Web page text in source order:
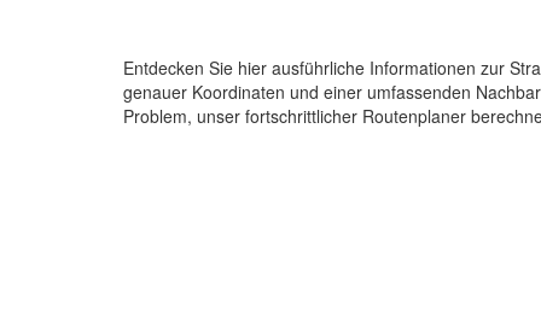
Entdecken Sie hier ausführliche Informationen zur
genauer Koordinaten und einer umfassenden
Problem, unser fortschrittlicher Routenplaner